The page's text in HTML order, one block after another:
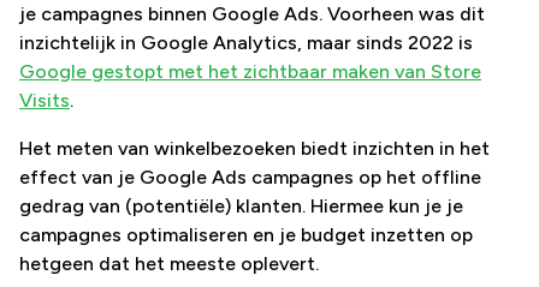
je campagnes binnen Google Ads. Voorheen was dit
inzichtelijk in Google Analytics, maar sinds 2022 is
Google gestopt met het zichtbaar maken van Store
Visits.
Het meten van winkelbezoeken biedt inzichten in het
effect van je Google Ads campagnes op het offline
gedrag van (potentiële) klanten. Hiermee kun je je
campagnes optimaliseren en je budget inzetten op
hetgeen dat het meeste oplevert.